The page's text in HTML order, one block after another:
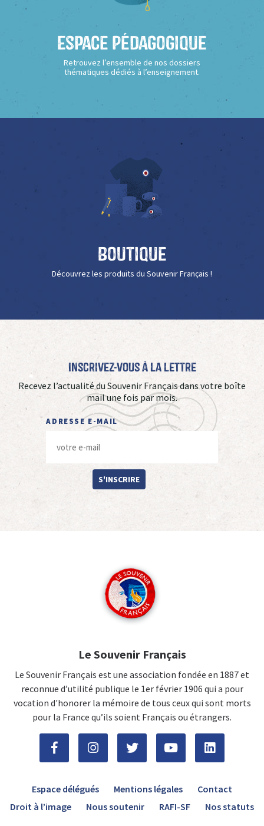
Espace Pédagogique
Retrouvez l’ensemble de nos dossiers
thématiques dédiés à l’enseignement.
Boutique
Découvrez les produits du Souvenir Français !
Inscrivez-vous à La Lettre
Recevez l’actualité du Souvenir Français dans votre boîte
mail une fois par mois.
ADRESSE E-MAIL
S'INSCRIRE
Le Souvenir Français
Le Souvenir Français est une association fondée en 1887 et
reconnue d’utilité publique le 1er février 1906 qui a pour
vocation d'honorer la mémoire de tous ceux qui sont morts
pour la France qu’ils soient Français ou étrangers.
Espace délégués Mentions légales
Contact
Droit à l’image
Nous soutenir RAFI-SF Nos statuts